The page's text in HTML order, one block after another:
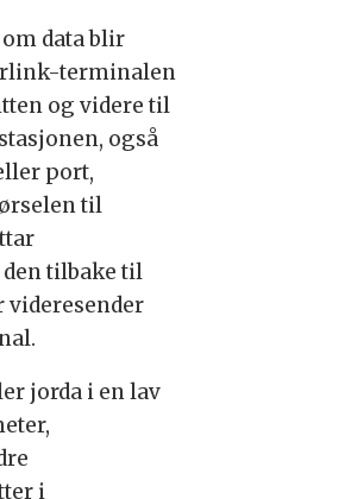
data blir
terminalen
og videre til
også
port,
til
tilbake til
videresender
jorda i en lav
i